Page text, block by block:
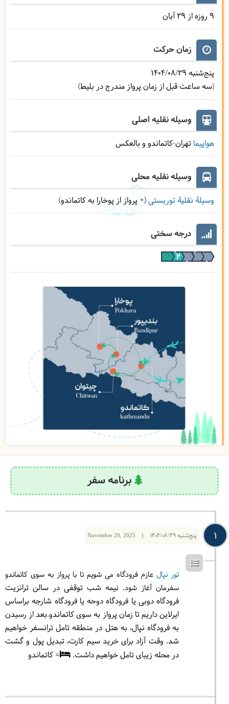
9 روزه از 29 آبان
زمان حرکت
پنج‌شنبه 1404/08/29
(سه ساعت قبل از زمان پرواز مندرج در بلیط)
وسیله نقلیه اصلی
هواپیما تهران-کاتماندو و بالعکس
وسیله نقلیه محلی
وسیلۀ نقلیۀ توریستی(+ پرواز از پوخارا به کاتماندو)
درجه سختی
برنامه سفر
1 پنج‌شنبه November 20, 2025 | 1404/08/29
تور نپال عازم فرودگاه می شویم تا با پرواز به سوی کاتماندو
سفرمان آغاز شود. نیمه شب توقفی در سالن ترانزیت
فرودگاه دوبی یا فرودگاه دوحه یا فرودگاه شارجه براساس
ایرلاین داریم تا زمان پرواز به سوی کاتماندو.بعد از رسیدن
به فرودگاه نپال، به هتل در منطقه تامل ترانسفر خواهیم
شد. وقت آزاد برای خرید سیم کارت، تبدیل پول و گشت
در محله زیبای تامل خواهیم داشت.
= کاتماندو